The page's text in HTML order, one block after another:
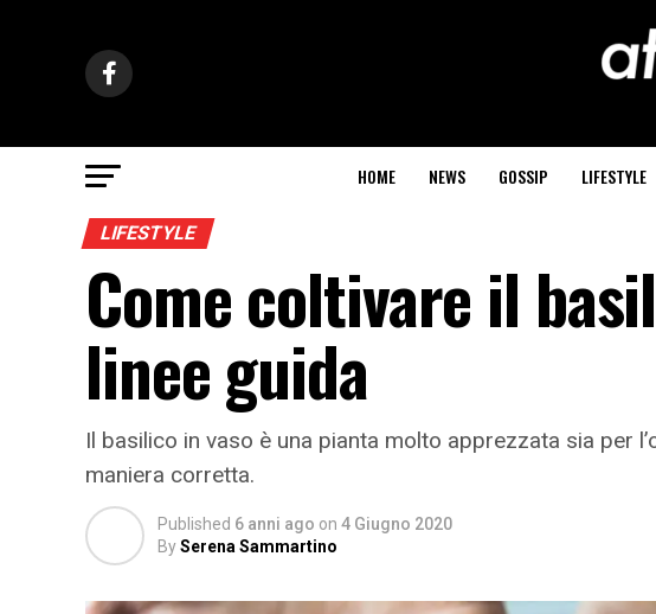
HOME NEWS GOSSIP LIFESTYLE
LIFESTYLE
Come coltivare il
linee guida
Il basilico in vaso è una pianta molto apprezzata sia per
maniera corretta.
Published 6 anni ago on 4 Giugno 2020
BySerena Sammartino